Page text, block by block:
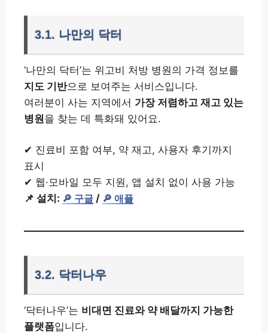
3.1. 나만의 닥터
‘나만의 닥터’는 위고비 처방 병원의 가격 정보를
지도 기반으로 보여주는 서비스입니다.
여러분이 사는 지역에서 가장 저렴하고 재고 있는
병원을 찾는 데 특화돼 있어요.
✔ 진료비 포함 여부, 약 재고, 사용자 후기까지
표시
✔ 웹·모바일 모두 지원, 앱 설치 없이 사용 가능
📌 설치: 🔎 구글 / 🔎 애플
3.2. 닥터나우
‘닥터나우’는 비대면 진료와 약 배달까지 가능한
플랫폼입니다.